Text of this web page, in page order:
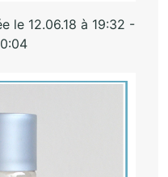
le 12.06.18 à 19:32 -